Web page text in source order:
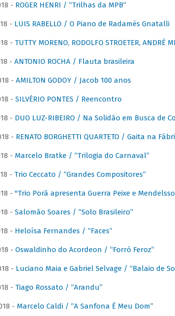
- ROGER HENRI / “Trilhas da MPB”
- LUIS RABELLO / O Piano de Radamés Gnatalli
- TUTTY MORENO, RODOLFO STROETER, ANDRÉ
- ANTONIO ROCHA / Flauta brasileira
- AMILTON GODOY / Jacob 100 anos
- SILVÉRIO PONTES / Reencontro
- DUO LUZ-RIBEIRO / Na Solidão em Busca
- RENATO BORGHETTI QUARTETO / Gaita na
- Marcelo Bratke / “Trilogia do Carnaval”
- Trio Ceccato / “Grandes Compositores”
- "Trio Porã apresenta Guerra Peixe e
- Salomão Soares / “Solo Brasileiro”
- Heloísa Fernandes / “Faces”
- Oswaldinho do Acordeon / “Forró Feroz”
- Luciano Maia e Gabriel Selvage / “Balaio de
- Tiago Rossato / “Arandu”
- Marcelo Caldi / “A Sanfona É Meu Dom”